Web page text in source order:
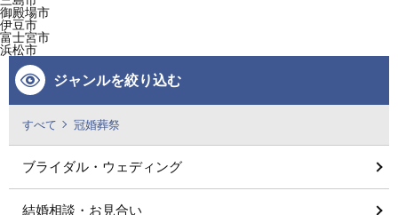
御殿場市
伊豆市
富士宮市
浜松市
ジャンルを絞り込む
すべて 冠婚葬祭
ブライダル・ウェディング
結婚相談・お見合い